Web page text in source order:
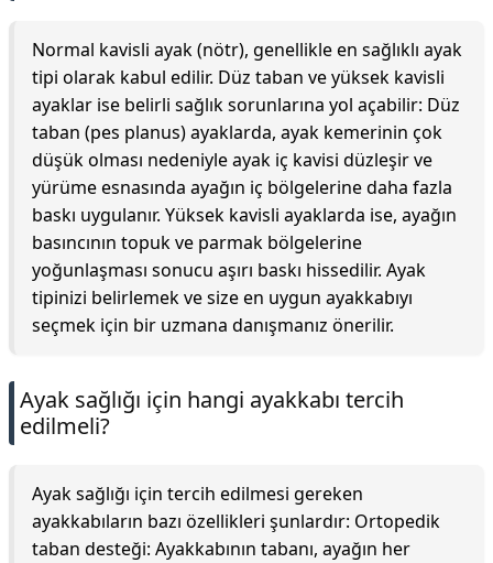
Normal kavisli ayak (nötr), genellikle en sağlıklı ayak
tipi olarak kabul edilir. Düz taban ve yüksek kavisli
ayaklar ise belirli sağlık sorunlarına yol açabilir: Düz
taban (pes planus) ayaklarda, ayak kemerinin çok
düşük olması nedeniyle ayak iç kavisi düzleşir ve
yürüme esnasında ayağın iç bölgelerine daha fazla
baskı uygulanır. Yüksek kavisli ayaklarda ise, ayağın
basıncının topuk ve parmak bölgelerine
yoğunlaşması sonucu aşırı baskı hissedilir. Ayak
tipinizi belirlemek ve size en uygun ayakkabıyı
seçmek için bir uzmana danışmanız önerilir.
Ayak sağlığı için hangi ayakkabı tercih
edilmeli?
Ayak sağlığı için tercih edilmesi gereken
ayakkabıların bazı özellikleri şunlardır: Ortopedik
taban desteği: Ayakkabının tabanı, ayağın her